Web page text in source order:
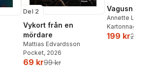
antal röster:
Del 2
Vykort från en
mördare
Mattias Edvardsson
Pocket, 2026
69 kr99 kr
Vagusnerven
Annette Løno
Kartonnage
199 kr259 kr